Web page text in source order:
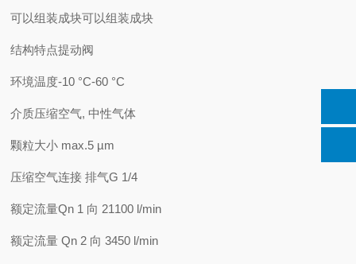
可以组装成块可以组装成块
结构特点提动阀
环境温度-10 °C-60 °C
介质压缩空气, 中性气体
颗粒大小 max.5 µm
压缩空气连接 排气G 1/4
额定流量Qn 1 向 21100 l/min
额定流量 Qn 2 向 3450 l/min